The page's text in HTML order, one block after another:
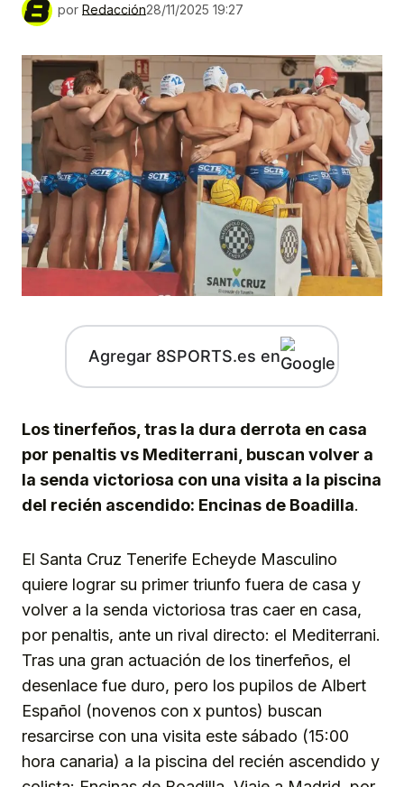
por Redacción28/11/2025 19:27
Agregar 8SPORTS.es en
Los tinerfeños, tras la dura derrota en casa
por penaltis vs Mediterrani, buscan volver a
la senda victoriosa con una visita a la piscina
del recién ascendido: Encinas de Boadilla.
El Santa Cruz Tenerife Echeyde Masculino
quiere lograr su primer triunfo fuera de casa y
volver a la senda victoriosa tras caer en casa,
por penaltis, ante un rival directo: el Mediterrani.
Tras una gran actuación de los tinerfeños, el
desenlace fue duro, pero los pupilos de Albert
Español (novenos con x puntos) buscan
resarcirse con una visita este sábado (15:00
hora canaria) a la piscina del recién ascendido y